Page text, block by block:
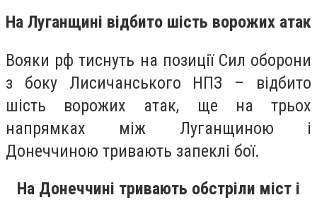
На Луганщині відбито шість ворожих атак
Вояки рф тиснуть на позиції Сил оборони
з боку Лисичанського НПЗ – відбито
шість ворожих атак, ще на трьох
напрямках між Луганщиною і
Донеччиною тривають запеклі бої.
На Донеччині тривають обстріли міст і